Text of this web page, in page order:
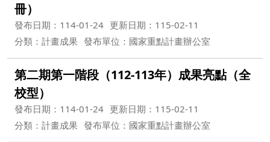
冊）
發布日期：114-01-24 更新日期：115-02-11
分類：計畫成果 發布單位：國家重點計畫辦公室
第二期第一階段（112-113年）成果亮點（全
校型）
發布日期：114-01-24 更新日期：115-02-11
分類：計畫成果 發布單位：國家重點計畫辦公室